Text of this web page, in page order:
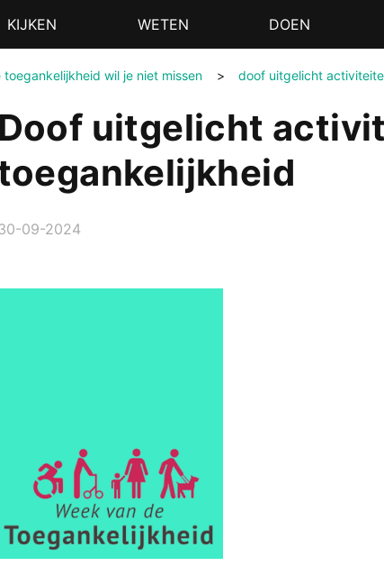
KIJKEN WETEN DOEN
wil je niet missen > doof uitgelicht
Doof uitgelicht
09-2024